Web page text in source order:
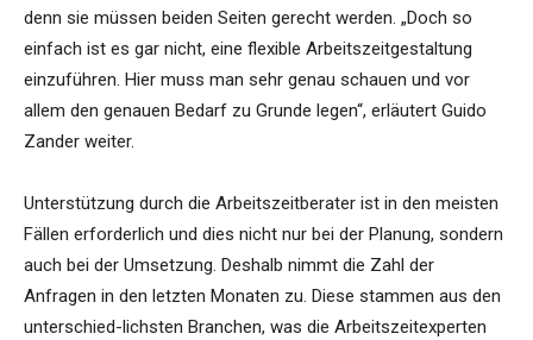
denn sie müssen beiden Seiten gerecht werden. „Doch so
einfach ist es gar nicht, eine flexible Arbeitszeitgestaltung
einzuführen. Hier muss man sehr genau schauen und vor
allem den genauen Bedarf zu Grunde legen“, erläutert Guido
Zander weiter.
Unterstützung durch die Arbeitszeitberater ist in den meisten
Fällen erforderlich und dies nicht nur bei der Planung, sondern
auch bei der Umsetzung. Deshalb nimmt die Zahl der
Anfragen in den letzten Monaten zu. Diese stammen aus den
unterschied-lichsten Branchen, was die Arbeitszeitexperten